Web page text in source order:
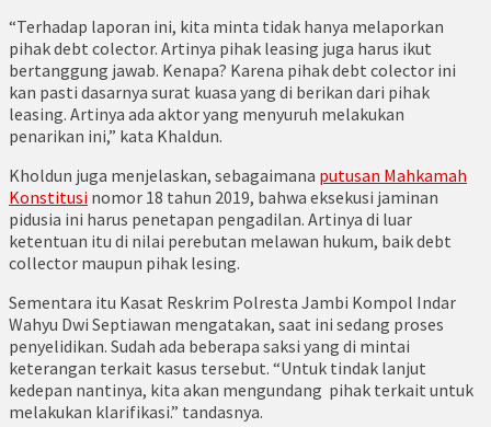
“Terhadap laporan ini, kita minta tidak hanya melaporkan
pihak debt colector. Artinya pihak leasing juga harus ikut
bertanggung jawab. Kenapa? Karena pihak debt colector ini
kan pasti dasarnya surat kuasa yang di berikan dari pihak
leasing. Artinya ada aktor yang menyuruh melakukan
penarikan ini,” kata Khaldun.
Kholdun juga menjelaskan, sebagaimana putusan Mahkamah
Konstitusi nomor 18 tahun 2019, bahwa eksekusi jaminan
pidusia ini harus penetapan pengadilan. Artinya di luar
ketentuan itu di nilai perebutan melawan hukum, baik debt
collector maupun pihak lesing.
Sementara itu Kasat Reskrim Polresta Jambi Kompol Indar
Wahyu Dwi Septiawan mengatakan, saat ini sedang proses
penyelidikan. Sudah ada beberapa saksi yang di mintai
keterangan terkait kasus tersebut. “Untuk tindak lanjut
kedepan nantinya, kita akan mengundang pihak terkait untuk
melakukan klarifikasi.” tandasnya.